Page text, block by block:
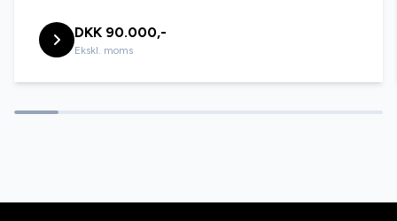
DKK 90.000,-
Ekskl. moms